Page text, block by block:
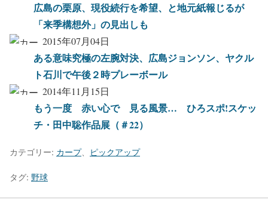
広島の栗原、現役続行を希望、と地元紙報じるが
「来季構想外」の見出しも
2015年07月04日
ある意味究極の左腕対決、広島ジョンソン、ヤクル
ト石川で午後２時プレーボール
2014年11月15日
もう一度 赤い心で 見る風景… ひろスポ!スケッ
チ・田中聡作品展（＃22）
カテゴリー: カープ、 ピックアップ
タグ: 野球